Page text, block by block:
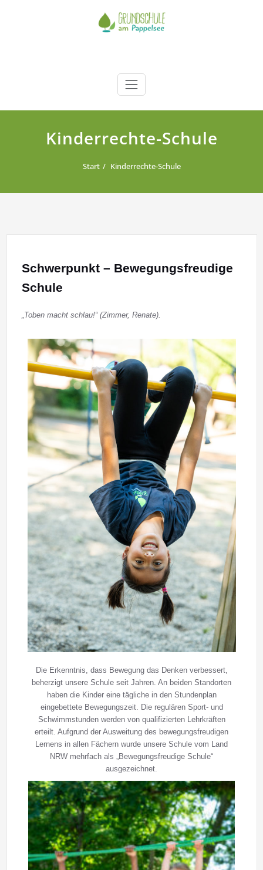
Grundschule am Pappelsee
Kamp-Lintfort
Kinderrechte-Schule
Start Kinderrechte-Schule
Schwerpunkt – Bewegungsfreudige
Schule
„Toben macht schlau!“ (Zimmer, Renate).
Die Erkenntnis, dass Bewegung das Denken verbessert,
beherzigt unsere Schule seit Jahren. An beiden Standorten
haben die Kinder eine tägliche in den Stundenplan
eingebettete Bewegungszeit. Die regulären Sport- und
Schwimmstunden werden von qualifizierten Lehrkräften
erteilt. Aufgrund der Ausweitung des bewegungsfreudigen
Lernens in allen Fächern wurde unsere Schule vom Land
NRW mehrfach als „Bewegungsfreudige Schule“
ausgezeichnet.